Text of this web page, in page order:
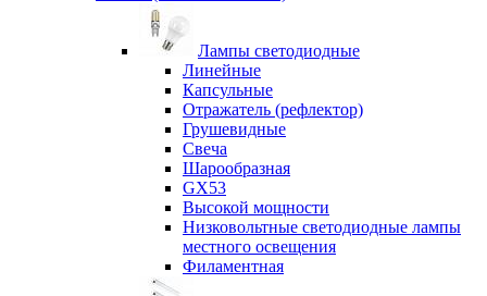
Лампы светодиодные
Линейные
Капсульные
Отражатель (рефлектор)
Грушевидные
Свеча
Шарообразная
GX53
Высокой мощности
Низковольтные светодиодные лампы
местного освещения
Филаментная